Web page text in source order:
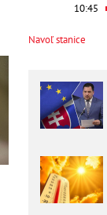
10:45
Navoľ stanice